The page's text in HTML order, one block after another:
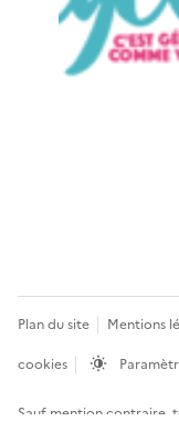
Plan du site Mentions
cookies
Sauf mention contraire,